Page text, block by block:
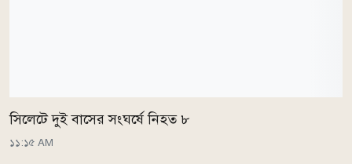
সিলেটে দুই বাসের সংঘর্ষে নিহত ৮
১১:১৫ AM